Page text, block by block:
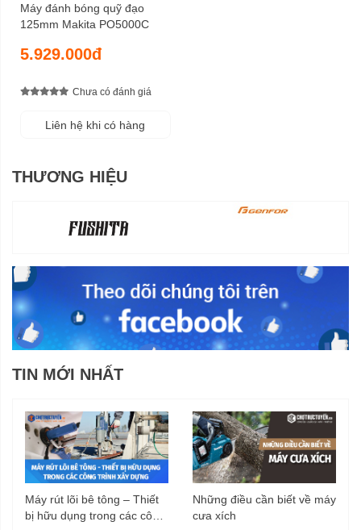
Máy đánh bóng quỹ đạo
125mm Makita PO5000C
5.929.000đ
Chưa có đánh giá
Liên hệ khi có hàng
THƯƠNG HIỆU
TIN MỚI NHẤT
Máy rút lõi bê tông – Thiết
bị hữu dụng trong các công
Những điều cần biết về máy
cưa xích